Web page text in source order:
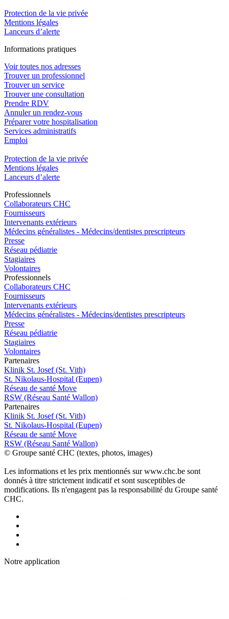
Protection de la vie privée
Mentions légales
Lanceurs d’alerte
Informations pratiques
Voir toutes nos adresses
Trouver un professionnel
Trouver un service
Trouver une consultation
Prendre RDV
Annuler un rendez-vous
Préparer votre hospitalisation
Services administratifs
Emploi​
Protection de la vie privée
Mentions légales
Lanceurs d’alerte
Professionnels
Collaborateurs CHC
Fournisseurs
Intervenants extérieurs
Médecins généralistes - Médecins/dentistes prescripteurs
Presse
Réseau pédiatrie
Stagiaires
Volontaires
Professionnels
Collaborateurs CHC
Fournisseurs
Intervenants extérieurs
Médecins généralistes - Médecins/dentistes prescripteurs
Presse
Réseau pédiatrie
Stagiaires
Volontaires
Partenaires
Klinik St. Josef (St. Vith)
St. Nikolaus-Hospital (Eupen)
Réseau de santé Move
RSW (Réseau Santé Wallon)
Partenaires
Klinik St. Josef (St. Vith)
St. Nikolaus-Hospital (Eupen)
Réseau de santé Move
RSW (Réseau Santé Wallon)
© Groupe santé CHC (textes, photos, images)
Les informations et les prix mentionnés sur www.chc.be sont
donnés à titre strictement indicatif et sont susceptibles de
modifications. Ils n'engagent pas la responsabilité du Groupe santé
CHC.
Notre application